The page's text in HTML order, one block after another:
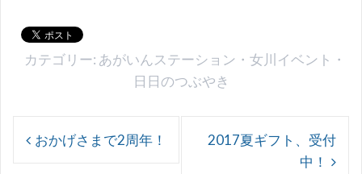
カテゴリー: あがいんステーション ・ 女川イベント ・
日日のつぶやき
投
稿おかげさまで2周年！
2017夏ギフト、受付
中！